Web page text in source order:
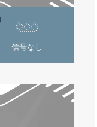
信号なし